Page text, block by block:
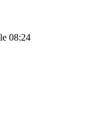
08:24